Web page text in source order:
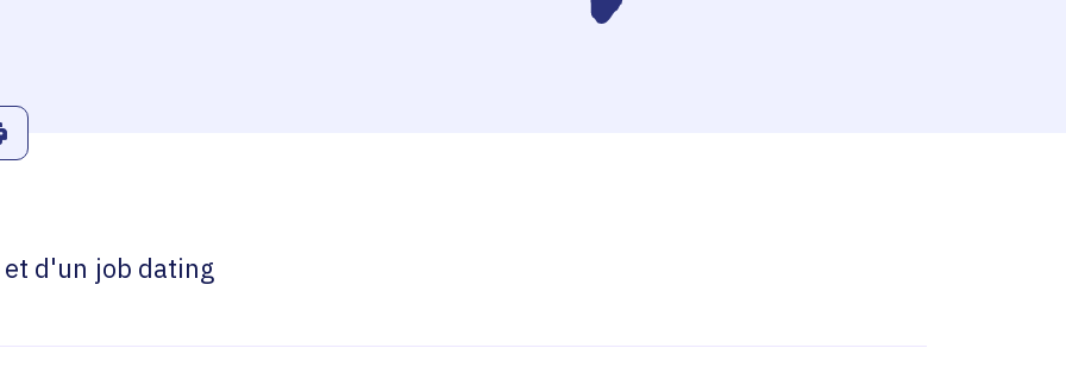
le presse-papier
d'un job dating